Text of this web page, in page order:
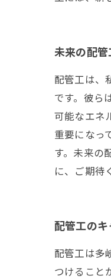
未来の配
配管工は、
です。彼ら
可能なエネ
重要になっ
す。未来の
に、ご期待
配管工の
配管工は多
つけること